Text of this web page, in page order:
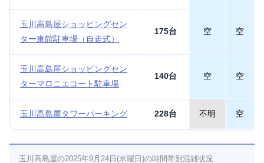
玉川高島屋ショッピングセン
ター東館駐車場（自走式）
175台 空 空
玉川高島屋ショッピングセン
ターマロニエコート駐車場
140台 空 空
玉川高島屋タワーパーキング 228台 不明 空
玉川高島屋の2025年9月24日(水曜日)の時間帯別混雑状況